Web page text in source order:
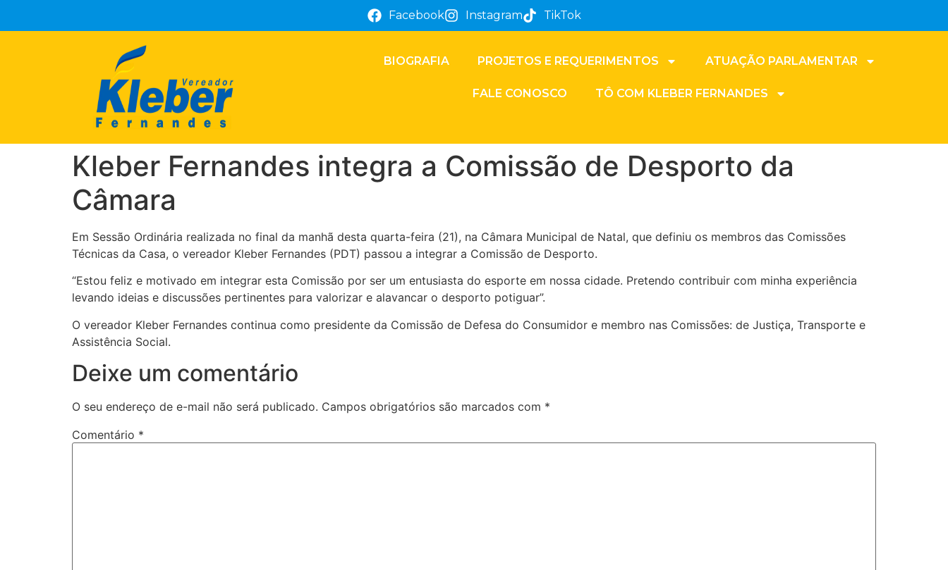
Facebook Instagram TikTok
BIOGRAFIA PROJETOS E REQUERIMENTOS ATUAÇÃO PARLAMENTAR
FALE CONOSCO TÔ COM KLEBER FERNANDES
Kleber Fernandes integra a Comissão de Desporto da
Câmara
Em Sessão Ordinária realizada no final da manhã desta quarta-feira (21), na Câmara Municipal de Natal, que definiu os membros das Comissões
Técnicas da Casa, o vereador Kleber Fernandes (PDT) passou a integrar a Comissão de Desporto.
“Estou feliz e motivado em integrar esta Comissão por ser um entusiasta do esporte em nossa cidade. Pretendo contribuir com minha experiência
levando ideias e discussões pertinentes para valorizar e alavancar o desporto potiguar”.
O vereador Kleber Fernandes continua como presidente da Comissão de Defesa do Consumidor e membro nas Comissões: de Justiça, Transporte e
Assistência Social.
Deixe um comentário
O seu endereço de e-mail não será publicado. Campos obrigatórios são marcados com *
Comentário *